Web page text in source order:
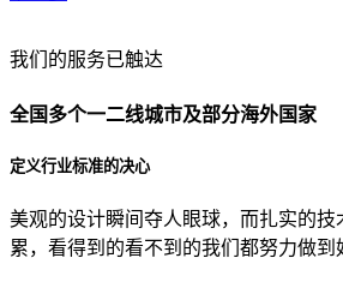
贵公司预算范围是？
贵公司的团队规模是？
目前主要的营销渠道是？
我们的服务已触达
全国多个一二线城市及部分海外国家
定义行业标准的决心
美观的设计瞬间夺人眼球，而扎实的技
累，看得到的看不到的我们都努力做到